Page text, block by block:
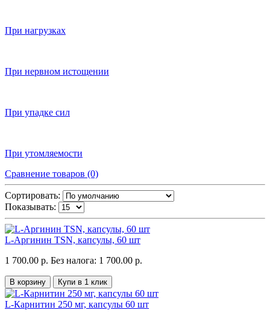
При нагрузках
При нервном истощении
При упадке сил
При утомляемости
Сравнение товаров (0)
Сортировать:
Показывать:
L-Аргинин TSN, капсулы, 60 шт
1 700.00 р. Без налога: 1 700.00 р.
В корзину Купи в 1 клик
L-Карнитин 250 мг, капсулы 60 шт